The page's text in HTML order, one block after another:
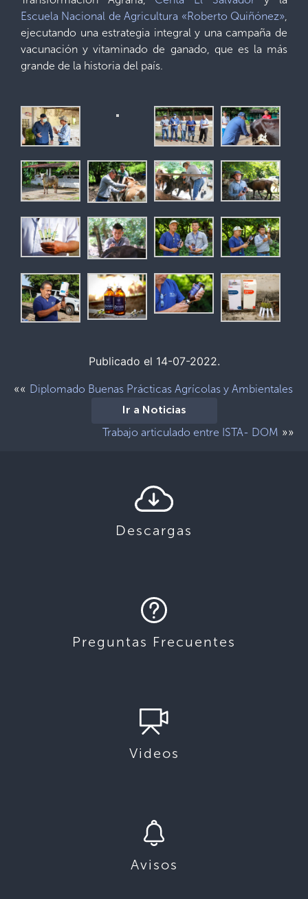
Escuela Nacional de Agricultura «Roberto Quiñónez»,
ejecutando una estrategia integral y una campaña de
vacunación y vitaminado de ganado, que es la más
grande de la historia del país.
Publicado el 14-07-2022.
«« Diplomado Buenas Prácticas Agrícolas y Ambientales
Ir a Noticias
Trabajo articulado entre ISTA- DOM »»
Descargas
Preguntas Frecuentes
Videos
Avisos